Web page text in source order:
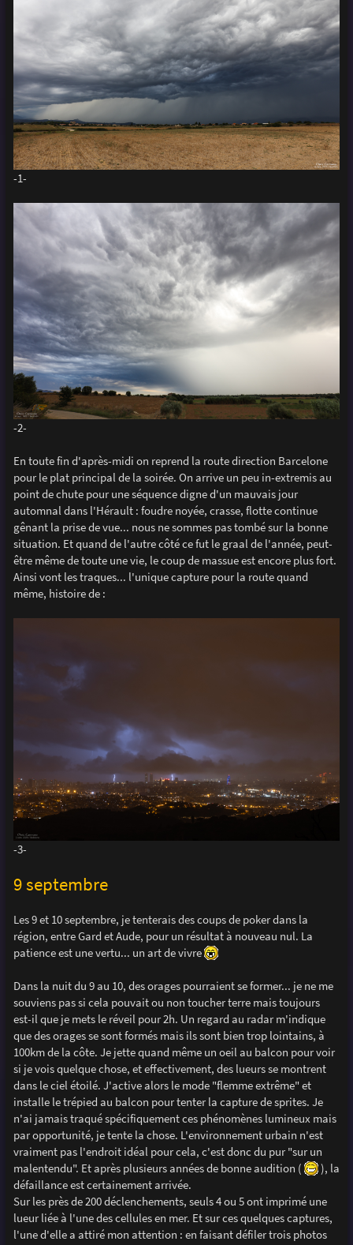
-1-
-2-
En toute fin d'après-midi on reprend la route direction Barcelone
pour le plat principal de la soirée. On arrive un peu in-extremis au
point de chute pour une séquence digne d'un mauvais jour
automnal dans l'Hérault : foudre noyée, crasse, flotte continue
gênant la prise de vue... nous ne sommes pas tombé sur la bonne
situation. Et quand de l'autre côté ce fut le graal de l'année, peut-
être même de toute une vie, le coup de massue est encore plus fort.
Ainsi vont les traques... l'unique capture pour la route quand
même, histoire de :
-3-
9 septembre
Les 9 et 10 septembre, je tenterais des coups de poker dans la
région, entre Gard et Aude, pour un résultat à nouveau nul. La
patience est une vertu... un art de vivre
Dans la nuit du 9 au 10, des orages pourraient se former... je ne me
souviens pas si cela pouvait ou non toucher terre mais toujours
est-il que je mets le réveil pour 2h. Un regard au radar m'indique
que des orages se sont formés mais ils sont bien trop lointains, à
100km de la côte. Je jette quand même un oeil au balcon pour voir
si je vois quelque chose, et effectivement, des lueurs se montrent
dans le ciel étoilé. J'active alors le mode "flemme extrême" et
installe le trépied au balcon pour tenter la capture de sprites. Je
n'ai jamais traqué spécifiquement ces phénomènes lumineux mais
par opportunité, je tente la chose. L'environnement urbain n'est
vraiment pas l'endroit idéal pour cela, c'est donc du pur "sur un
malentendu". Et après plusieurs années de bonne audition (
), la
défaillance est certainement arrivée.
Sur les près de 200 déclenchements, seuls 4 ou 5 ont imprimé une
lueur liée à l'une des cellules en mer. Et sur ces quelques captures,
l'une d'elle a attiré mon attention : en faisant défiler trois photos